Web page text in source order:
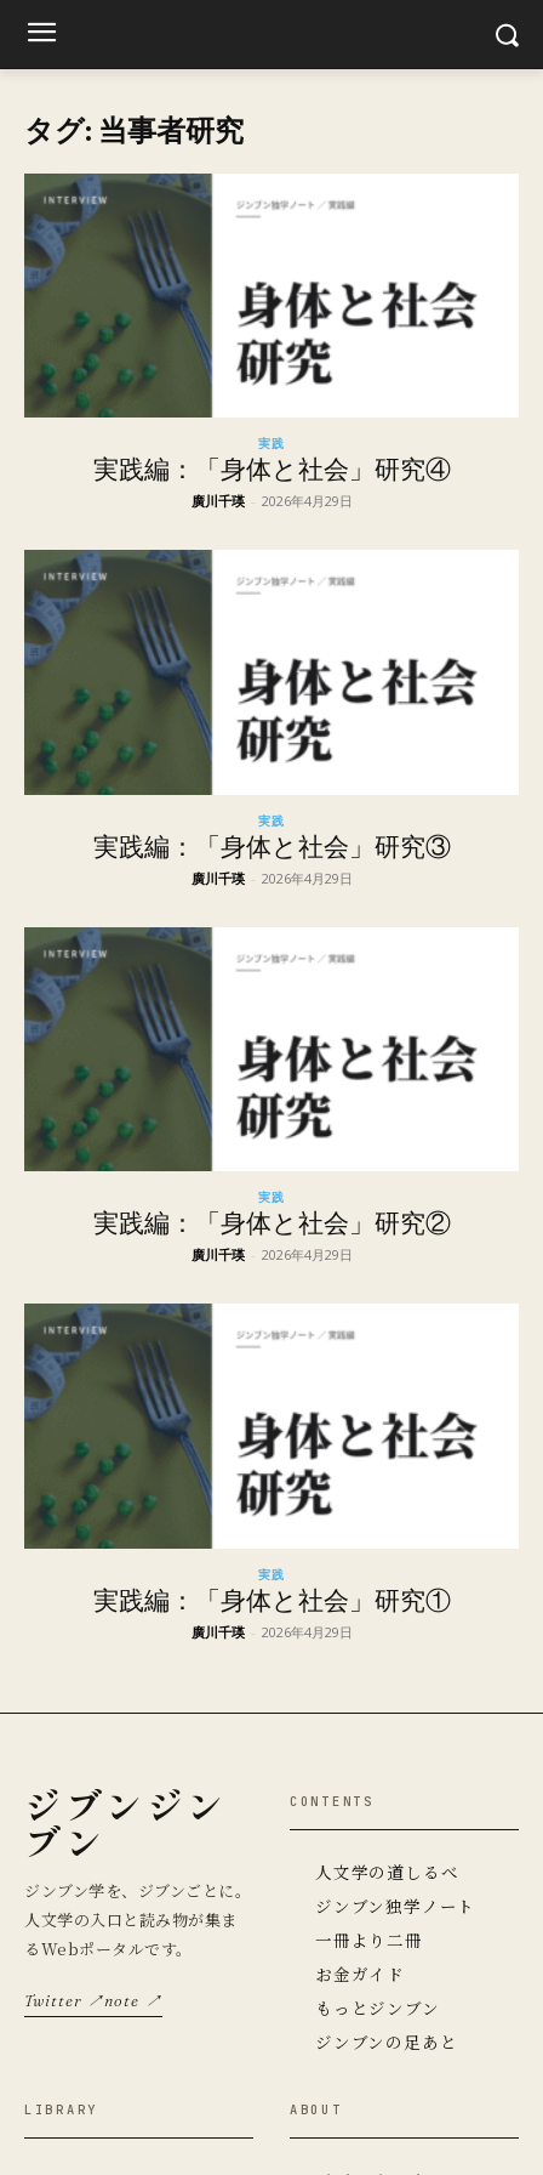
タグ: 当事者研究
実践
実践編：「身体と社会」研究④
廣川千瑛 - 2026年4月29日
実践
実践編：「身体と社会」研究③
廣川千瑛 - 2026年4月29日
実践
実践編：「身体と社会」研究②
廣川千瑛 - 2026年4月29日
実践
実践編：「身体と社会」研究①
廣川千瑛 - 2026年4月29日
ジブンジン
ブン
ジンブン学を、ジブンごとに。
人文学の入口と読み物が集ま
るWebポータルです。
Twitter ↗note ↗
CONTENTS
人文学の道しるべ
ジンブン独学ノート
一冊より二冊
お金ガイド
もっとジンブン
ジンブンの足あと
LIBRARY ABOUT